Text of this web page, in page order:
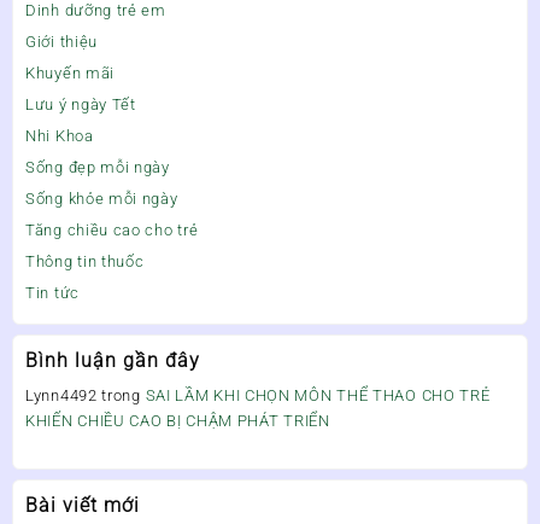
Dinh dưỡng trẻ em
Giới thiệu
Khuyến mãi
Lưu ý ngày Tết
Nhi Khoa
Sống đẹp mỗi ngày
Sống khỏe mỗi ngày
Tăng chiều cao cho trẻ
Thông tin thuốc
Tin tức
Bình luận gần đây
Lynn4492 trong SAI LẦM KHI CHỌN MÔN THỂ THAO CHO TRẺ
KHIẾN CHIỀU CAO BỊ CHẬM PHÁT TRIỂN
Bài viết mới